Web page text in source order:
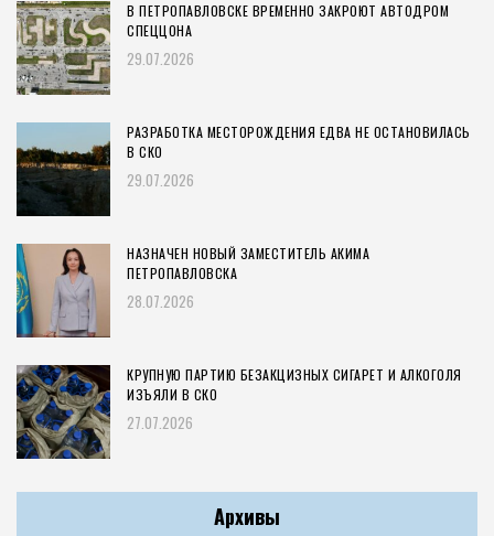
В ПЕТРОПАВЛОВСКЕ ВРЕМЕННО ЗАКРОЮТ АВТОДРОМ
СПЕЦЦОНА
29.07.2026
РАЗРАБОТКА МЕСТОРОЖДЕНИЯ ЕДВА НЕ ОСТАНОВИЛАСЬ
В СКО
29.07.2026
НАЗНАЧЕН НОВЫЙ ЗАМЕСТИТЕЛЬ АКИМА
ПЕТРОПАВЛОВСКА
28.07.2026
КРУПНУЮ ПАРТИЮ БЕЗАКЦИЗНЫХ СИГАРЕТ И АЛКОГОЛЯ
ИЗЪЯЛИ В СКО
27.07.2026
Архивы